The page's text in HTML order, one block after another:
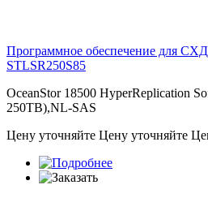
Программное обеспечение для
STLSR250S85
OceanStor 18500 HyperReplication
250TB),NL-SAS
Цену уточняйте Цену уточняйте